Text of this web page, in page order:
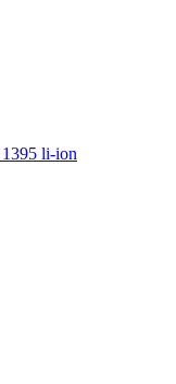
li-ion